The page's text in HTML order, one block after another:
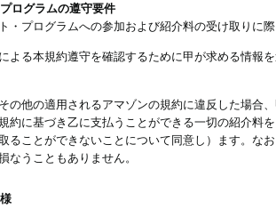
ログラムの遵守要件
・プログラムへの参加および紹介料の受け取りに
よる本規約遵守を確認するために甲が求める情報
の他の適用されるアマゾンの規約に違反した場合
約に基づき乙に支払うことができる一切の紹介料
ることができないことについて同意し）ます。な
なうこともありません。